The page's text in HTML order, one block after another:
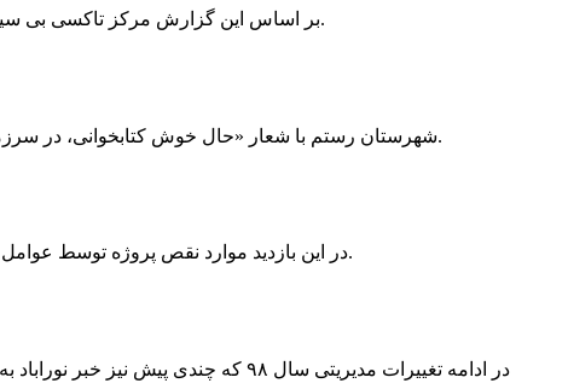
بر اساس این گزارش مرکز تاکسی بی سیم ممسنی به دلیل نداشتن پروانه ی کسب به استناد ماده ی ۲۷ و ۲۸ قانون نظام صنفی با دستور مقام قضایی تا اطلاع ثانوی پلمپ گردید.
شهرستان رستم با شعار «حال خوش کتابخوانی، در سرزمین زرد طلایی رستم» و هماهنگی و همکاری همه دستگاه های فرهنگی و مردم آمادگی خود را برای نامزدی پایخت کتاب ایران اعلام کرد.
در این بازدید موارد نقص پروژه توسط عوامل فنی مشخص و جهت رفع نقص برای رسیدن به مرحله تجهیز کتابخانه به مهران ضرغامی واگذار گردید که در اسرع وقت کار تحویل گردد.
در ادامه تغییرات مدیریتی سال ۹۸